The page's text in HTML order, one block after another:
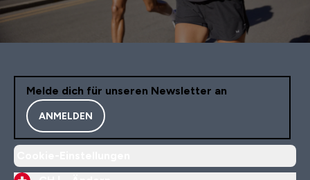
Melde dich für unseren Newsletter an
ANMELDEN